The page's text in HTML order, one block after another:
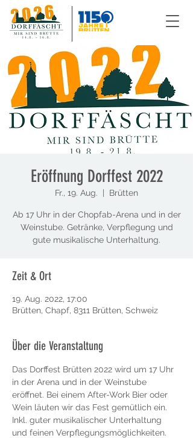
Eröffnung Dorffest 2022
Fr., 19. Aug. Brütten
Ab 17 Uhr in der Chopfab-Arena und in der
Weinstube. Getränke, Verpflegung und
gute musikalische Unterhaltung.
Zeit & Ort
19. Aug. 2022, 17:00
Brütten, Chapf, 8311 Brütten, Schweiz
Über die Veranstaltung
Das Dorffest Brütten 2022 wird um 17 Uhr
in der Arena und in der Weinstube
eröffnet. Bei einem After-Work Bier oder
Wein läuten wir das Fest gemütlich ein.
Inkl. guter musikalischer Unterhaltung
und feinen Verpflegungsmöglichkeiten.